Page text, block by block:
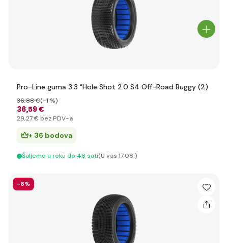
Pro-Line guma 3.3 "Hole Shot 2.0 S4 Off-Road Buggy (2)
36,59 €
36,88 €(-1 %)
29,27 € bez PDV-a
+ 36 bodova
Šaljemo u roku do 48 sati(U vas 17.08.)
-6%